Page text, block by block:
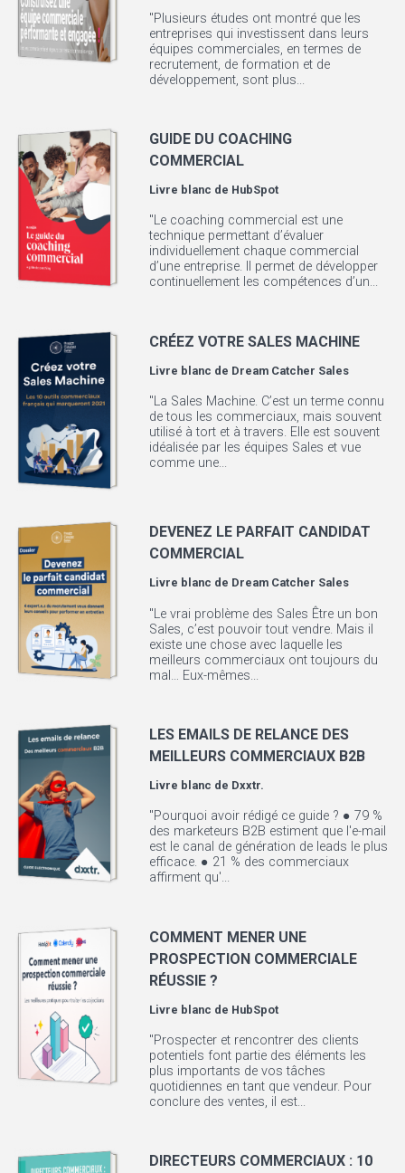
"Plusieurs études ont montré que les
entreprises qui investissent dans leurs
équipes commerciales, en termes de
recrutement, de formation et de
développement, sont plus...
GUIDE DU COACHING
COMMERCIAL
Livre blanc de HubSpot
"Le coaching commercial est une
technique permettant d’évaluer
individuellement chaque commercial
d’une entreprise. Il permet de développer
continuellement les compétences d’un...
CRÉEZ VOTRE SALES MACHINE
Livre blanc de Dream Catcher Sales
"La Sales Machine. C’est un terme connu
de tous les commerciaux, mais souvent
utilisé à tort et à travers. Elle est souvent
idéalisée par les équipes Sales et vue
comme une...
DEVENEZ LE PARFAIT CANDIDAT
COMMERCIAL
Livre blanc de Dream Catcher Sales
"Le vrai problème des Sales Être un bon
Sales, c’est pouvoir tout vendre. Mais il
existe une chose avec laquelle les
meilleurs commerciaux ont toujours du
mal… Eux-mêmes...
LES EMAILS DE RELANCE DES
MEILLEURS COMMERCIAUX B2B
Livre blanc de Dxxtr.
"Pourquoi avoir rédigé ce guide ? ● 79 %
des marketeurs B2B estiment que l'e-mail
est le canal de génération de leads le plus
efficace. ● 21 % des commerciaux
affirment qu'...
COMMENT MENER UNE
PROSPECTION COMMERCIALE
RÉUSSIE ?
Livre blanc de HubSpot
"Prospecter et rencontrer des clients
potentiels font partie des éléments les
plus importants de vos tâches
quotidiennes en tant que vendeur. Pour
conclure des ventes, il est...
DIRECTEURS COMMERCIAUX : 10